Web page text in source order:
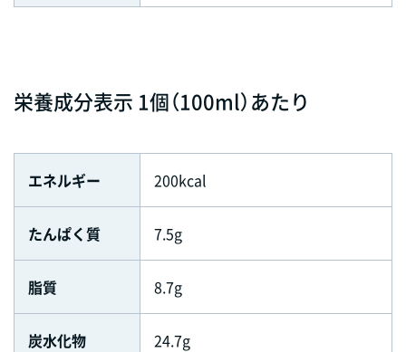
栄養成分表示 1個（100ml）あたり
エネルギー 200kcal
たんぱく質 7.5g
脂質 8.7g
炭水化物 24.7g